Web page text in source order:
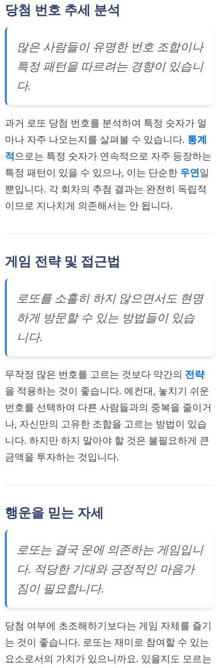
당첨 번호 추세 분석
많은 사람들이 유명한 번호 조합이나
특정 패턴을 따르려는 경향이 있습니
다.
과거 로또 당첨 번호를 분석하여 특정 숫자가 얼
마나 자주 나오는지를 살펴볼 수 있습니다. 통계
적으로는 특정 숫자가 연속적으로 자주 등장하는
특정 패턴이 있을 수 있으나, 이는 단순한 우연일
뿐입니다. 각 회차의 추첨 결과는 완전히 독립적
이므로 지나치게 의존해서는 안 됩니다.
게임 전략 및 접근법
로또를 소홀히 하지 않으면서도 현명
하게 방문할 수 있는 방법들이 있습
니다.
무작정 많은 번호를 고르는 것보다 약간의 전략
을 적용하는 것이 좋습니다. 예컨대, 놓치기 쉬운
번호를 선택하여 다른 사람들과의 중복을 줄이거
나, 자신만의 고유한 조합을 고르는 방법이 있습
니다. 하지만 하지 말아야 할 것은 불필요하게 큰
금액을 투자하는 것입니다.
행운을 믿는 자세
로또는 결국 운에 의존하는 게임입니
다. 적당한 기대와 긍정적인 마음가
짐이 필요합니다.
당첨 여부에 초조해하기보다는 게임 자체를 즐기
는 것이 좋습니다. 로또는 재미로 참여할 수 있는
요소로서의 가치가 있으니까요. 있을지도 모르는